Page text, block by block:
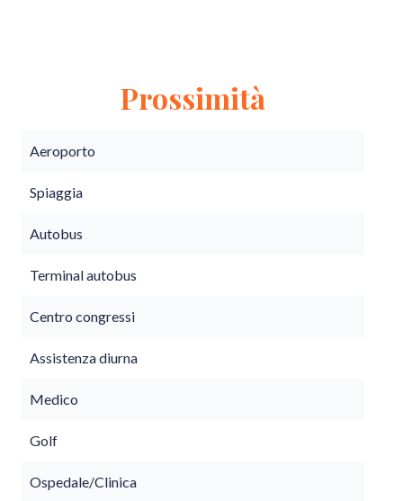
Prossimità
Aeroporto
Spiaggia
Autobus
Terminal autobus
Centro congressi
Assistenza diurna
Medico
Golf
Ospedale/Clinica